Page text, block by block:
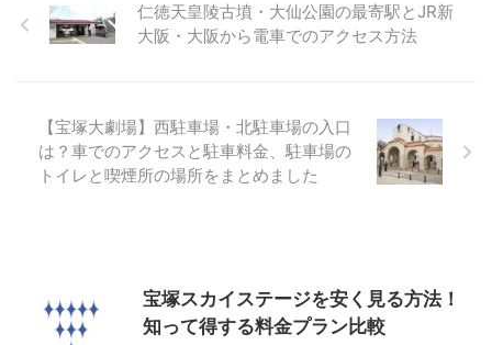
仁徳天皇陵古墳・大仙公園の最寄駅とJR新
大阪・大阪から電車でのアクセス方法
【宝塚大劇場】西駐車場・北駐車場の入口
は？車でのアクセスと駐車料金、駐車場の
トイレと喫煙所の場所をまとめました
宝塚スカイステージを安く見る方法！
知って得する料金プラン比較